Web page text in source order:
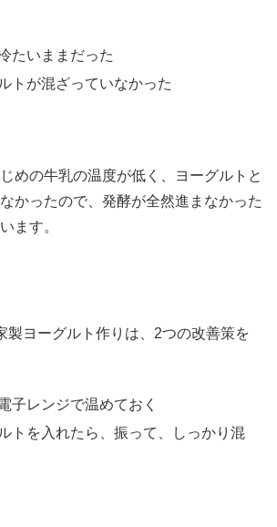
たいままだった
トが混ざっていなかった
めの牛乳の温度が低く、ヨーグルトと
かったので、発酵が全然進まなかった
ます。
製ヨーグルト作りは、2つの改善策を
子レンジで温めておく
トを入れたら、振って、しっかり混